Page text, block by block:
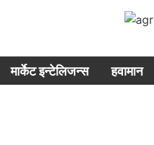
मार्केट इन्टेलिजन्स हवामान